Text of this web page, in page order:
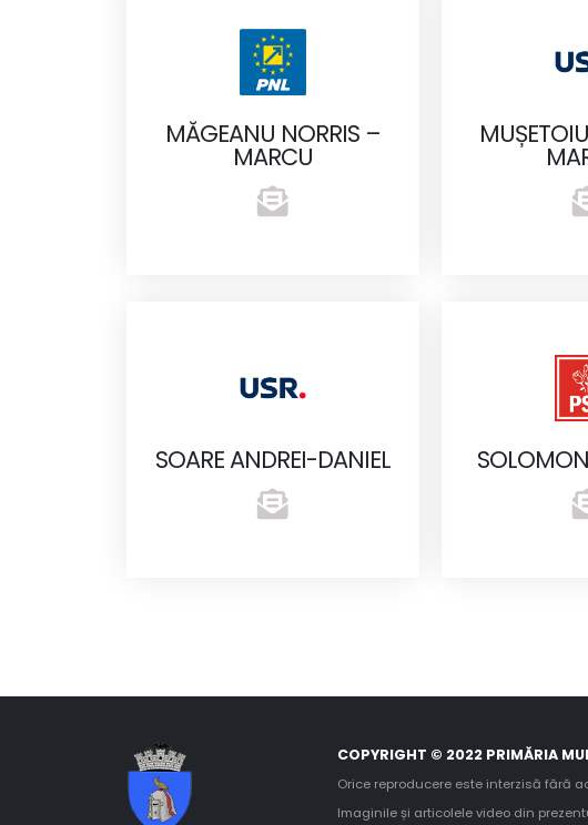
MĂGEANU NORRIS –
MARCU
SOARE ANDREI-DANIEL
COPYRIGHT © 2022 PRIMĂRIA
Orice reproducere este interzisă fără
Imaginile și articolele video din